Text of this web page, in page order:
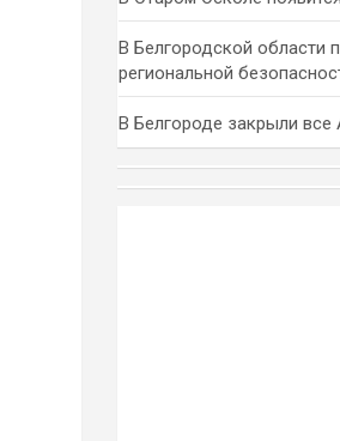
В Белгородской области
региональной
В Белгороде закрыли все